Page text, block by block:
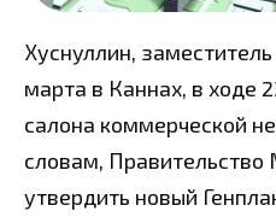
Хуснуллин,
марта в Каннах, в ходе
салона коммерческой
словам, Правительство
утвердить новый